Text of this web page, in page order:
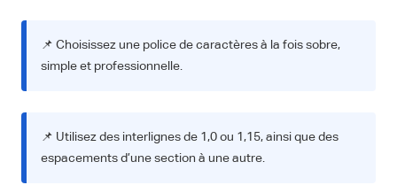
📌 Choisissez une police de caractères à la fois sobre,
simple et professionnelle.
📌 Utilisez des interlignes de 1,0 ou 1,15, ainsi que des
espacements d’une section à une autre.